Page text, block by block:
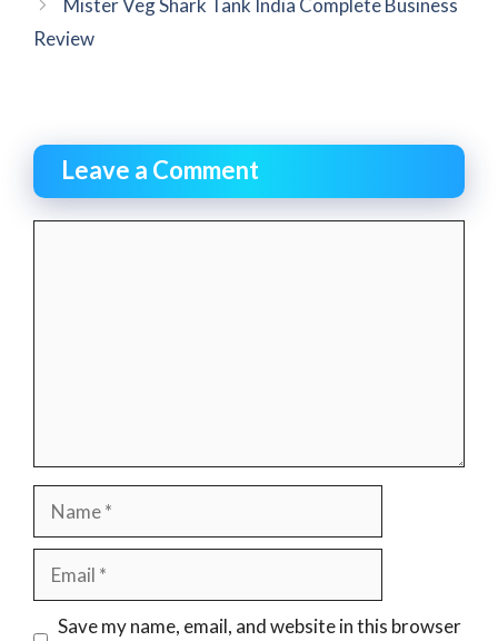
Mister Veg Shark Tank India Complete Business
Review
Leave a Comment
Name
Email
Website
Save my name, email, and website in this browser